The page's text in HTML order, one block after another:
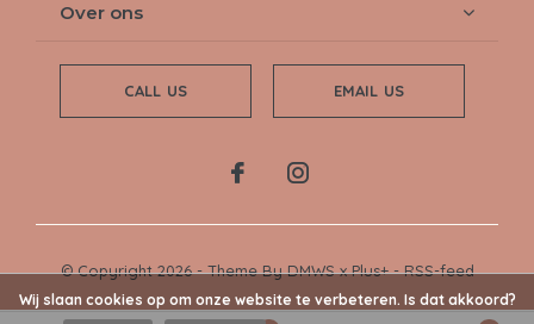
Over ons
CALL US EMAIL US
© Copyright2026- Theme ByDMWSxPlus+-RSS-feed
Wij slaan cookies op om onze website te verbeteren. Is dat akkoord?